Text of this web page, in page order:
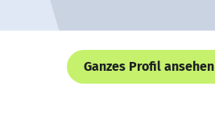
Ganzes Profil ansehen